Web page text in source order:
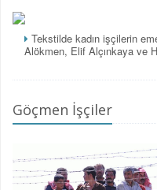
Tekstilde kadın işçilerin
Alökmen, Elif Alçınkaya ve
Göçmen İşçiler